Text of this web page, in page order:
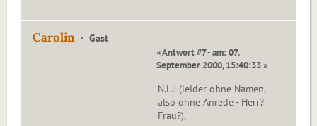
Carolin Gast
« Antwort #7 - am: 07.
September 2000, 15:40:33 »
N.L.! (leider ohne Namen,
also ohne Anrede - Herr?
Frau?),